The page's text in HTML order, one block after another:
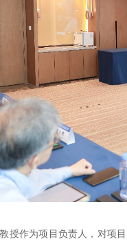
授作为项目负责人 ， 对项